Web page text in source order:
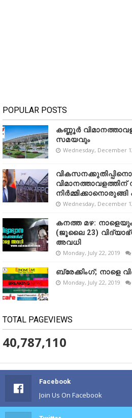
POPULAR POSTS
കണ്ണൂർ വിമാനത്താവള
സമയവും
Wednesday, December
Wednesday, December
കനത്ത മഴ:
(ജൂലൈ 23)
അവധി
Monday, July 22, 2019
ബ്രേക്കിംഗ്; നാളെ
Monday, July 22, 2019
TOTAL PAGEVIEWS
40,787,110
Facebook
Join Us On Facebook